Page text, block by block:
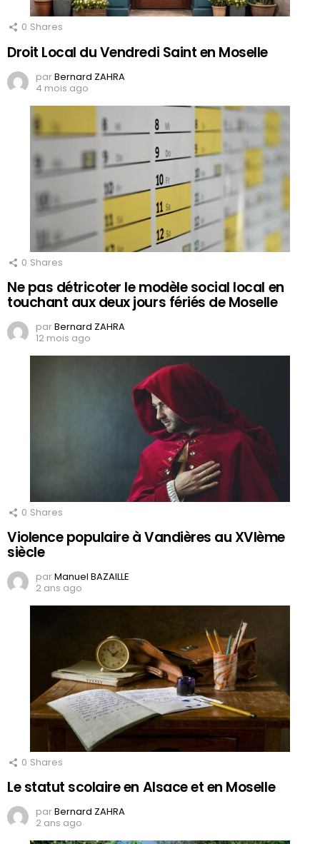
0 Shares
Droit Local du Vendredi Saint en Moselle
parBernard ZAHRA
4 mois ago
0 Shares
Ne pas détricoter le modèle social local en
touchant aux deux jours fériés de Moselle
parBernard ZAHRA
12 mois ago
0 Shares
Violence populaire à Vandières au XVIème
siècle
parManuel BAZAILLE
2 ans ago
0 Shares
Le statut scolaire en Alsace et en Moselle
parBernard ZAHRA
2 ans ago